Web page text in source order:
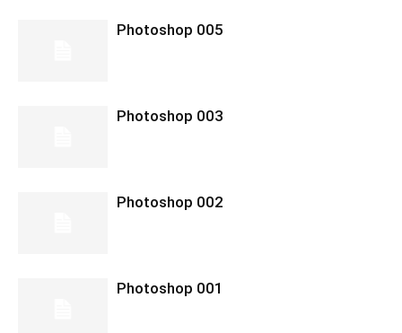
Photoshop 005
Photoshop 003
Photoshop 002
Photoshop 001